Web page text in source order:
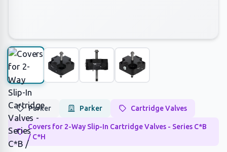
Parker Parker Cartridge Valves
Covers for 2-Way Slip-In Cartridge Valves - Series C*B
/ C*H